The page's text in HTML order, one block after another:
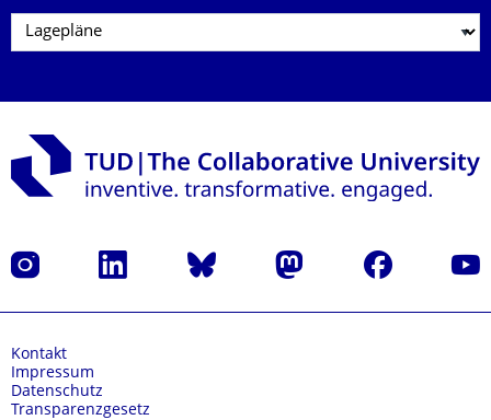
Instagram LinkedIn Bluesky Mastodon Facebook
Kontakt
Impressum
Datenschutz
Transparenzgesetz